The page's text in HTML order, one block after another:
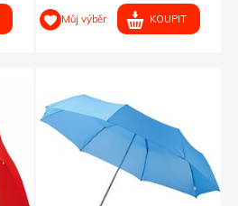
Můj výběr KOUPIT